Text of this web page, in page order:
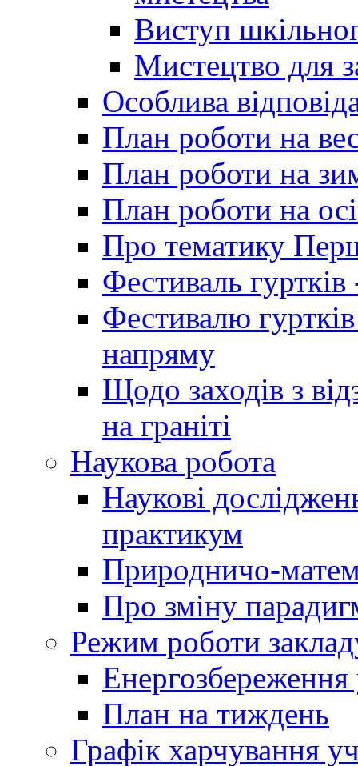
Виступ
Мистецтво для
Особлива
План роботи на
План роботи на
План роботи на
Про тематику
Фестиваль
Фестивалю
напряму
Щодо заходів з
на граніті
Наукова робота
Наукові
практикум
Природничо-
Про зміну
Режим роботи
Енергозбереження
План на тиждень
Графік харчування